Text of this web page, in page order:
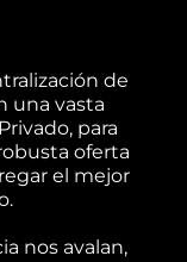
de
una vasta
para
oferta
el mejor
nos avalan,